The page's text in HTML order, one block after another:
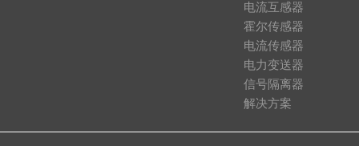
电流互感器
霍尔传感器
电流传感器
电力变送器
信号隔离器
解决方案